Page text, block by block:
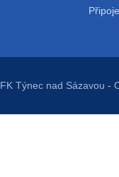
FK Týnec nad Sázavou -